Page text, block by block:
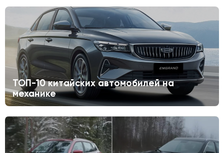
ТОП-10 китайских автомобилей на
механике